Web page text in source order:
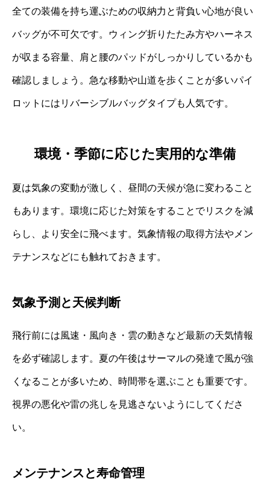
全ての装備を持ち運ぶための収納力と背負い心地が良い
バッグが不可欠です。ウィング折りたたみ方やハーネス
が収まる容量、肩と腰のパッドがしっかりしているかも
確認しましょう。急な移動や山道を歩くことが多いパイ
ロットにはリバーシブルバッグタイプも人気です。
環境・季節に応じた実用的な準備
夏は気象の変動が激しく、昼間の天候が急に変わること
もあります。環境に応じた対策をすることでリスクを減
らし、より安全に飛べます。気象情報の取得方法やメン
テナンスなどにも触れておきます。
気象予測と天候判断
飛行前には風速・風向き・雲の動きなど最新の天気情報
を必ず確認します。夏の午後はサーマルの発達で風が強
くなることが多いため、時間帯を選ぶことも重要です。
視界の悪化や雷の兆しを見逃さないようにしてくださ
い。
メンテナンスと寿命管理